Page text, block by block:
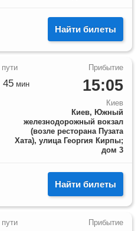
Найти билеты
15:05
Киев
Киев, Южный
железнодорожный вокзал
(возле ресторана Пузата
Хата), улица Георгия Кирпы;
дом 3
45мин
Найти билеты